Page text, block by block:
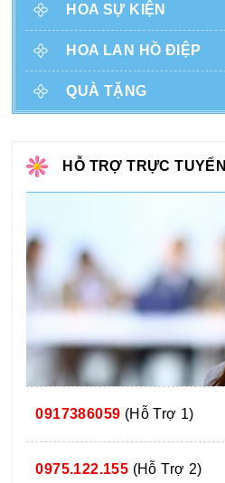
HOA SỰ KIỆN
HOA LAN HỒ ĐIỆP
QUÀ TẶNG
HỖ TRỢ TRỰC TUYẾN
0917386059 (Hỗ Trợ 1)
0975.122.155 (Hỗ Trợ 2)